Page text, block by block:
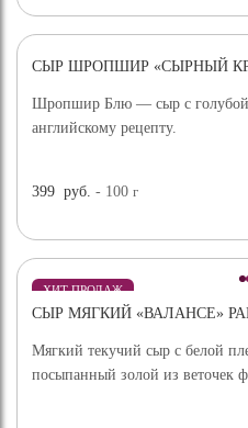
СЫР ШРОПШИР «СЫРНЫЙ
Шропшир Блю — сыр с голубой
английскому рецепту.
399 руб. - 100г
ХИТ ПРОДАЖ
СЫР МЯГКИЙ «ВАЛАНСЕ»
Мягкий текучий сыр с белой
посыпанный золой из веточек